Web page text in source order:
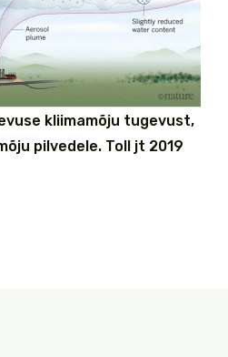
kliimamõju tugevust,
pilvedele. Toll jt 2019